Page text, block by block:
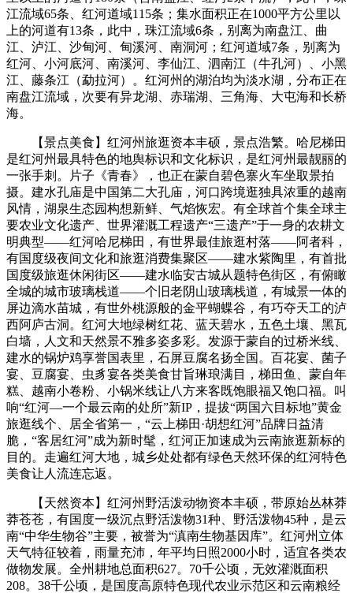
江流域65条、红河道域115条；集水面积正在1000平方公里以
上的河道有13条，此中，珠江流域6条，别离为南盘江、曲
江、泸江、沙甸河、甸溪河、南洞河；红河道域7条，别离为
红河、小河底河、南溪河、李仙江、泗南江（牛孔河）、小黑
江、藤条江（勐拉河）。红河州的湖泊均为淡水湖，分布正在
南盘江流域，次要有异龙湖、赤瑞湖、三角海、大屯海和长桥
海。
【景点美食】红河州旅逛资本丰硕，景点浩繁。哈尼梯田
是红河州最具特色的地舆标识和文化标识，是红河州最靓丽的
一张手刺。片子《青春》，也正在蒙自碧色寨火车坐取景拍
摄。建水孔庙是中国第二大孔庙，河口跨境逛独具浓重的越南
风情，湖泉生态园构想新鲜、气焰恢宏。有全球首个集全球主
要农业文化遗产、世界灌溉工程遗产“三遗产”于一身的农耕文
明典型——红河哈尼梯田，有世界最佳旅逛村落——阿者科，
有国度级夜间文化和旅逛消费集聚区——建水紫陶里，有首批
国度级旅逛休闲街区——建水临安古城从题特色街区，有俯瞰
全城的城市玻璃栈道——个旧老阴山玻璃栈道，有城景一体的
屏边滴水苗城，有世外桃源般的金平蝴蝶谷，有巧夺天工的泸
西阿庐古洞。红河大地绿树红花、蓝天碧水，五色土壤、黑瓦
白墙，人文和天然景不雅多姿多彩。发源于蒙自的过桥米线、
建水的锅炉鸡享誉国表里，石屏豆腐名扬全国。百花宴、菌子
宴、豆腐宴、虫豸宴各类美食甘旨琳琅满目，梯田鱼、蒙自年
糕、越南小卷粉、小锅米线让八方来客既饱眼福又饱口福。叫
响“红河—一个最云南的处所”新IP，提拔“两国六目标地”黄金
旅逛线个、居全省第一，“云上梯田·胡想红河”品牌日益清
脆，“客居红河”成为新时髦，红河正加速成为云南旅逛新标的
目的。走遍红河大地，城乡处处都有绿色天然环保的红河特色
美食让人流连忘返。
【天然资本】红河州野活泼动物资本丰硕，带原始丛林莽
莽苍苍，有国度一级沉点野活泼物31种、野活泼物45种，是云
南“中华生物谷”主要，被誉为“滇南生物基因库”。红河州立体
天气特征较着，雨量充沛，年平均日照2000小时，适宜各类农
做物发展。全州耕地总面积627。70千公顷，无效灌溉面积
208。38千公顷，是国度高原特色现代农业示范区和云南粮经